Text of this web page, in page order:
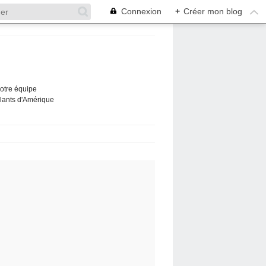
Connexion + Créer mon blog
équipe
d'Amérique